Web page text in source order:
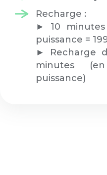
Recharge :
► 10
puissance =
► Recharge
minutes
puissance)